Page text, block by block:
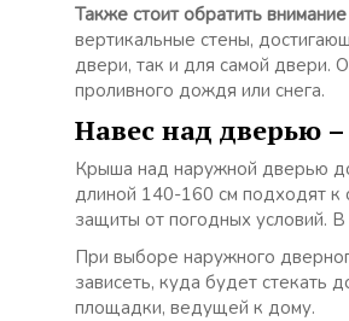
Также стоит обратить
вертикальные стены,
двери, так и для самой двери.
проливного дождя или снега.
Навес над дверью
Крыша над наружной дверью
длиной 140-160 см подходят к
защиты от погодных условий.
При выборе наружного
зависеть, куда будет стекать
площадки, ведущей к дому.